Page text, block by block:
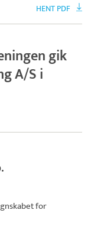
HENT PDF
gik
A/S i
for